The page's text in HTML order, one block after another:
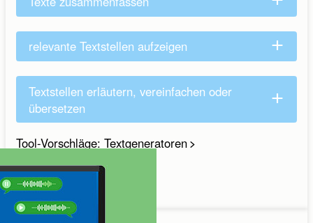
relevante Textstellen aufzeigen
Textstellen erläutern, vereinfachen oder
übersetzen
Tool-Vorschläge: Textgeneratoren
Lesen